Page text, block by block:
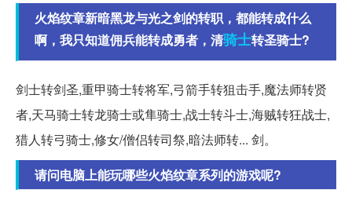
火焰纹章新暗黑龙与光之剑的转职，都能转成什么
啊，我只知道佣兵能转成勇者，清骑士转圣骑士?
剑士转剑圣,重甲骑士转将军,弓箭手转狙击手,魔法师转贤
者,天马骑士转龙骑士或隼骑士,战士转斗士,海贼转狂战士,
猎人转弓骑士,修女/僧侣转司祭,暗法师转... 剑。
请问电脑上能玩哪些火焰纹章系列的游戏呢?